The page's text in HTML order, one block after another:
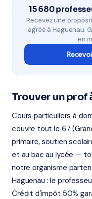
15 680
Recevez une
agréé à Haguenau.
en
Trouver un prof
Cours particuliers à
couvre tout le 67
primaire, soutien
et au bac au lycée —
notre organisme
Haguenau : le
Crédit d'impôt 50%